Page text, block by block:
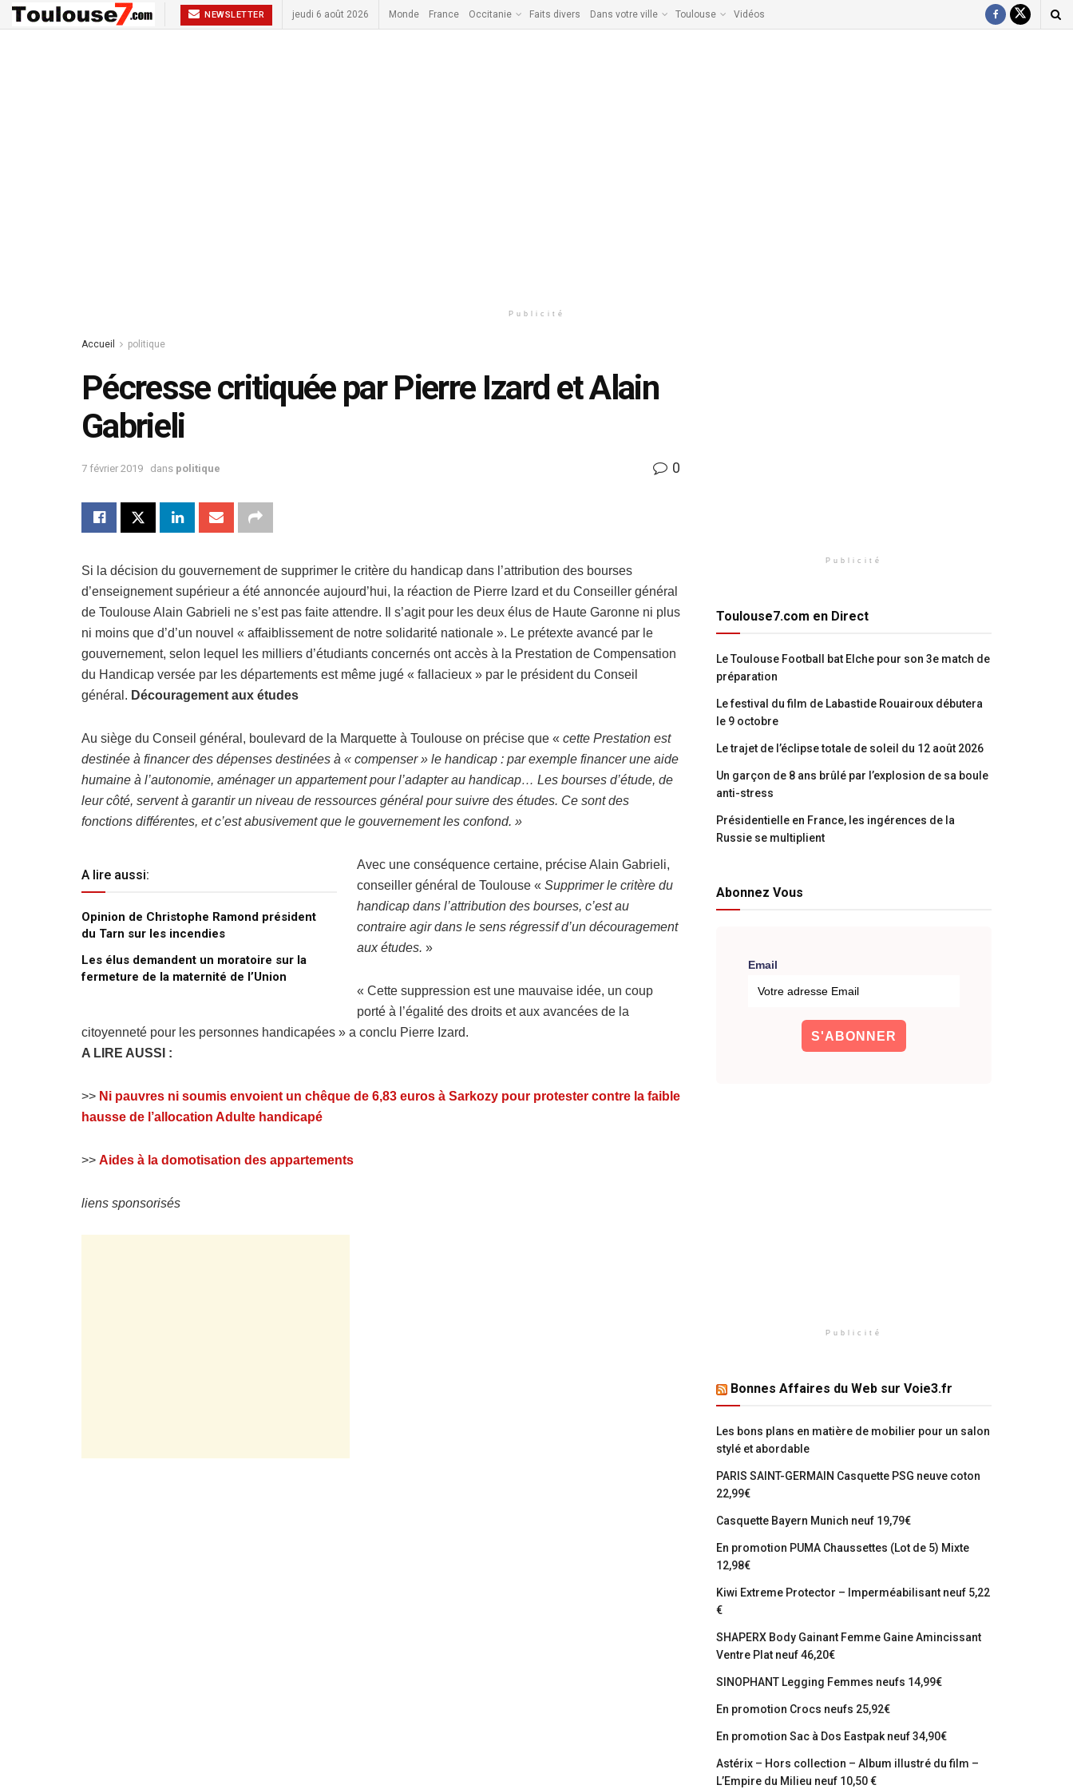
NEWSLETTER jeudi 6 août 2026 Monde France Occitanie Faits divers Dans votre ville Toulouse Vidéos
Publicité
Accueil politique
Pécresse critiquée par Pierre Izard et Alain
Gabrieli
7 février 2019 dans politique 0
Si la décision du gouvernement de supprimer le critère du handicap dans l’attribution des bourses
d’enseignement supérieur a été annoncée aujourd’hui, la réaction de Pierre Izard et du Conseiller général
de Toulouse Alain Gabrieli ne s’est pas faite attendre. Il s’agit pour les deux élus de Haute Garonne ni plus
ni moins que d’d’un nouvel « affaiblissement de notre solidarité nationale ». Le prétexte avancé par le
gouvernement, selon lequel les milliers d’étudiants concernés ont accès à la Prestation de Compensation
du Handicap versée par les départements est même jugé « fallacieux » par le président du Conseil
général. Découragement aux études
Au siège du Conseil général, boulevard de la Marquette à Toulouse on précise que « cette Prestation est
destinée à financer des dépenses destinées à « compenser » le handicap : par exemple financer une aide
humaine à l’autonomie, aménager un appartement pour l’adapter au handicap… Les bourses d’étude, de
leur côté, servent à garantir un niveau de ressources général pour suivre des études. Ce sont des
fonctions différentes, et c’est abusivement que le gouvernement les confond. »
A lire aussi:
Opinion de Christophe Ramond président
du Tarn sur les incendies
Les élus demandent un moratoire sur la
fermeture de la maternité de l’Union
Avec une conséquence certaine, précise Alain Gabrieli,
conseiller général de Toulouse « Supprimer le critère du
handicap dans l’attribution des bourses, c’est au
contraire agir dans le sens régressif d’un découragement
aux études. »
« Cette suppression est une mauvaise idée, un coup
porté à l’égalité des droits et aux avancées de la
citoyenneté pour les personnes handicapées » a conclu Pierre Izard.
A LIRE AUSSI :
>> Ni pauvres ni soumis envoient un chêque de 6,83 euros à Sarkozy pour protester contre la faible
hausse de l’allocation Adulte handicapé
>> Aides à la domotisation des appartements
liens sponsorisés
Publicité
Toulouse7.com en Direct
Le Toulouse Football bat Elche pour son 3e match de
préparation
Le festival du film de Labastide Rouairoux débutera
le 9 octobre
Le trajet de l’éclipse totale de soleil du 12 août 2026
Un garçon de 8 ans brûlé par l’explosion de sa boule
anti-stress
Présidentielle en France, les ingérences de la
Russie se multiplient
Abonnez Vous
Email
Publicité
Bonnes Affaires du Web sur Voie3.fr
Les bons plans en matière de mobilier pour un salon
stylé et abordable
PARIS SAINT-GERMAIN Casquette PSG neuve coton
22,99€
Casquette Bayern Munich neuf 19,79€
En promotion PUMA Chaussettes (Lot de 5) Mixte
12,98€
Kiwi Extreme Protector – Imperméabilisant neuf 5,22
€
SHAPERX Body Gainant Femme Gaine Amincissant
Ventre Plat neuf 46,20€
SINOPHANT Legging Femmes neufs 14,99€
En promotion Crocs neufs 25,92€
En promotion Sac à Dos Eastpak neuf 34,90€
Astérix – Hors collection – Album illustré du film –
L’Empire du Milieu neuf 10,50 €